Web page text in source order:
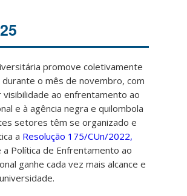
promove coletivamente
o mês de novembro, com
visibilidade ao enfrentamento ao
e à agência negra e quilombola
setores têm se organizado e
a Resolução 175/CUn/2022,
Política de Enfrentamento ao
ganhe cada vez mais alcance e